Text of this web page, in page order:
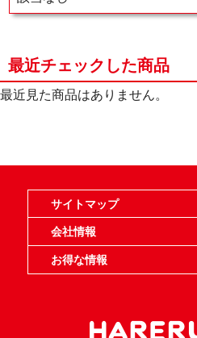
最近チェックした商品
最近見た商品はありません。
サイトマップ
オンラインショップ
買取
記事
選手一覧
デッキ検索
デッキ構築
イベント・大会
店舗のご案内
お問い合わせ
ヘルプ
FAQ
会社情報
利用規約
スタッフ募集
特定商取引法表示
個人情報保護指針
企業情報
お得な情報